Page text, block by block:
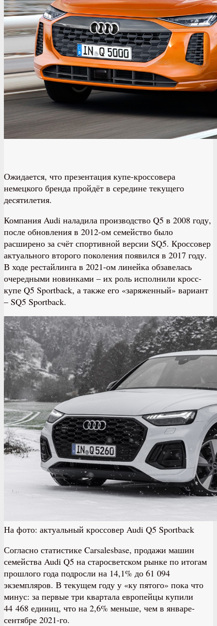
Ожидается, что презентация купе-кроссовера
немецкого бренда пройдёт в середине текущего
десятилетия.
Компания Audi наладила производство Q5 в 2008 году,
после обновления в 2012-ом семейство было
расширено за счёт спортивной версии SQ5. Кроссовер
актуального второго поколения появился в 2017 году.
В ходе рестайлинга в 2021-ом линейка обзавелась
очередными новинками – их роль исполнили кросс-
купе Q5 Sportback, а также его «заряженный» вариант
– SQ5 Sportback.
На фото: актуальный кроссовер Audi Q5 Sportback
Согласно статистике Carsalesbase, продажи машин
семейства Audi Q5 на старосветском рынке по итогам
прошлого года подросли на 14,1% до 61 094
экземпляров. В текущем году у «ку пятого» пока что
минус: за первые три квартала европейцы купили
44 468 единиц, что на 2,6% меньше, чем в январе-
сентябре 2021-го.